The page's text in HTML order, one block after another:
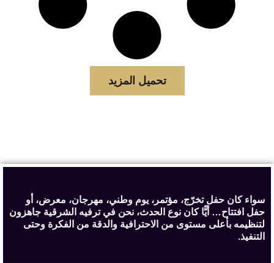
تحميل المزيد
سواء كان حفل تخرّج، مؤتمر، يوم وطني، مهرجان، معرض، أو
حفل افتتاح… أيًّا كان نوع الحدث، نحن في ترفيه الشرقية جاهزون
لتنظيمه بأعلى مستوى من الاحترافية والدقة من الفكرة وحتى
التنفيذ.